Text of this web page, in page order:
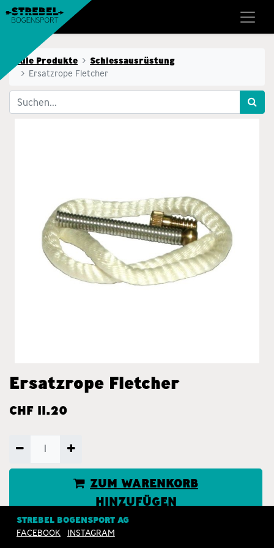
Alle Produkte
Schiessausrüstung
Ersatzrope Fletcher
Ersatzrope Fletcher
CHF 11.20
ZUM WARENKORB
HINZUFÜGEN
JETZT KAUFEN
STREBEL BOGENSPORT AG
FACEBOOK
INSTAGRAM